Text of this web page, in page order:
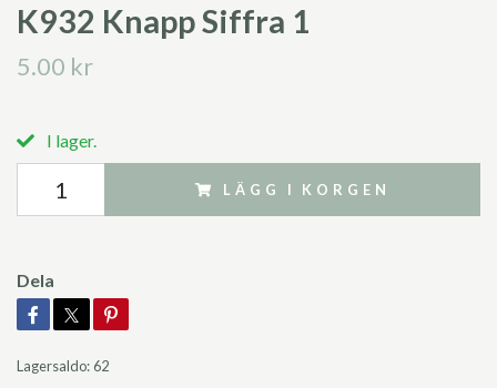
K932 Knapp Siffra 1
5.00 kr
I lager.
LÄGG I KORGEN
Dela
Lagersaldo:62